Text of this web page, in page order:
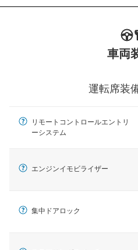
車両
運転席装
リモートコントロールエントリ
ーシステム
エンジンイモビライザー
集中ドアロック